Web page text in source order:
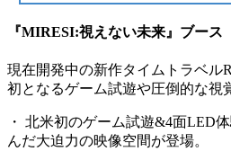
『MIRESI:視えない未来』ブース
現在開発中の新作タイムトラベル
初となるゲーム試遊や圧倒的な視
・ 北米初のゲーム試遊&4面LED
んだ大迫力の映像空間が登場。